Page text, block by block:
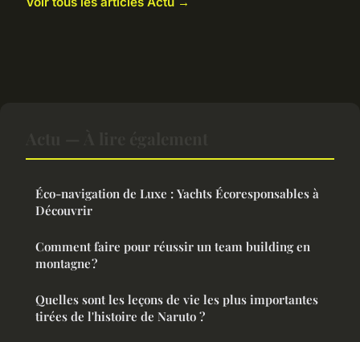
Éco-navigation de Luxe : Yachts Écoresponsables à
Découvrir
Comment faire pour réussir un team building en
montagne ?
Quelles sont les leçons de vie les plus importantes
tirées de l'histoire de Naruto ?